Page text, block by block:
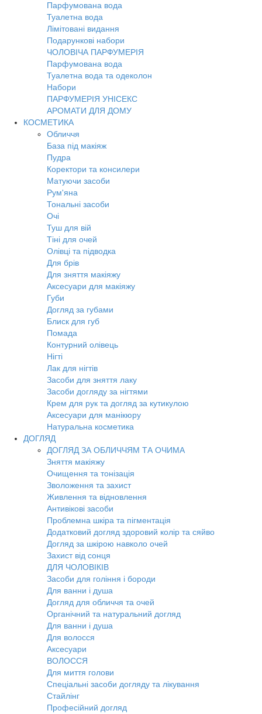
Парфумована вода
Туалетна вода
Лімітовані видання
Подарункові набори
ЧОЛОВІЧА ПАРФУМЕРІЯ
Парфумована вода
Туалетна вода та одеколон
Набори
ПАРФУМЕРІЯ УНІСЕКС
АРОМАТИ ДЛЯ ДОМУ
КОСМЕТИКА
Обличчя
База під макіяж
Пудра
Коректори та консилери
Матуючи засоби
Рум'яна
Тональні засоби
Очі
Туш для вій
Тіні для очей
Олівці та підводка
Для брів
Для зняття макіяжу
Аксесуари для макіяжу
Губи
Догляд за губами
Блиск для губ
Помада
Контурний олівець
Нігті
Лак для нігтів
Засоби для зняття лаку
Засоби догляду за нігтями
Крем для рук та догляд за кутикулою
Аксесуари для манікюру
Натуральна косметика
ДОГЛЯД
ДОГЛЯД ЗА ОБЛИЧЧЯМ ТА ОЧИМА
Зняття макіяжу
Очищення та тонізація
Зволоження та захист
Живлення та відновлення
Антивікові засоби
Проблемна шкіра та пігментація
Додатковий догляд здоровий колір та сяйво
Догляд за шкірою навколо очей
Захист від сонця
ДЛЯ ЧОЛОВІКІВ
Засоби для гоління і бороди
Для ванни і душа
Догляд для обличчя та очей
Органічний та натуральний догляд
Для ванни і душа
Для волосся
Аксесуари
ВОЛОССЯ
Для миття голови
Спеціальні засоби догляду та лікування
Стайлінг
Професійний догляд